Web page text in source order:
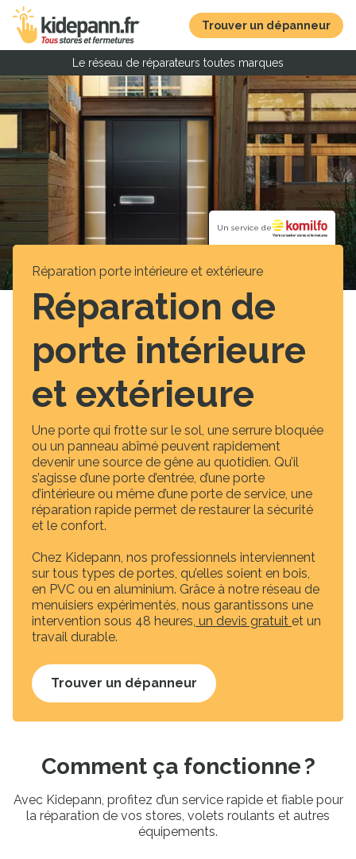
Trouver un dépanneur
Le réseau de réparateurs toutes marques
Réparation porte intérieure et extérieure
Réparation de
porte intérieure
et extérieure
Une porte qui frotte sur le sol, une serrure bloquée
ou un panneau abîmé peuvent rapidement
devenir une source de gêne au quotidien. Qu’il
s’agisse d’une porte d’entrée, d’une porte
d’intérieure ou même d’une porte de service, une
réparation rapide permet de restaurer la sécurité
et le confort.
Chez Kidepann, nos professionnels interviennent
sur tous types de portes, qu’elles soient en bois,
en PVC ou en aluminium. Grâce à notre réseau de
menuisiers expérimentés, nous garantissons une
intervention sous 48 heures, un devis gratuit et un
travail durable.
Trouver un dépanneur
Un service de
Comment ça fonctionne ?
Avec Kidepann, profitez d’un service rapide et fiable pour
la réparation de vos stores, volets roulants et autres
équipements.